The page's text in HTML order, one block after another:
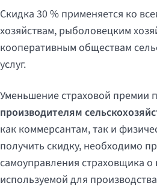
Скидка 30 % применяется ко
хозяйствам, рыболовецким
кооперативным обществам
услуг.
Уменьшение страховой премии
производителям
как коммерсантам, так и
получить скидку, необходимо
самоуправления страховщика
используемой для